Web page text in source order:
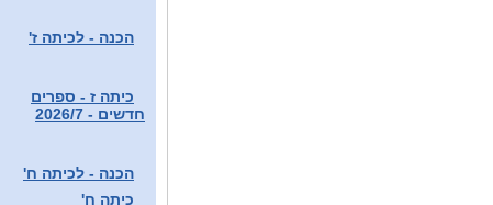
הכנה - לכיתה ז'
כיתה ז - ספרים
חדשים - 2026/7
הכנה - לכיתה ח'
כיתה ח'